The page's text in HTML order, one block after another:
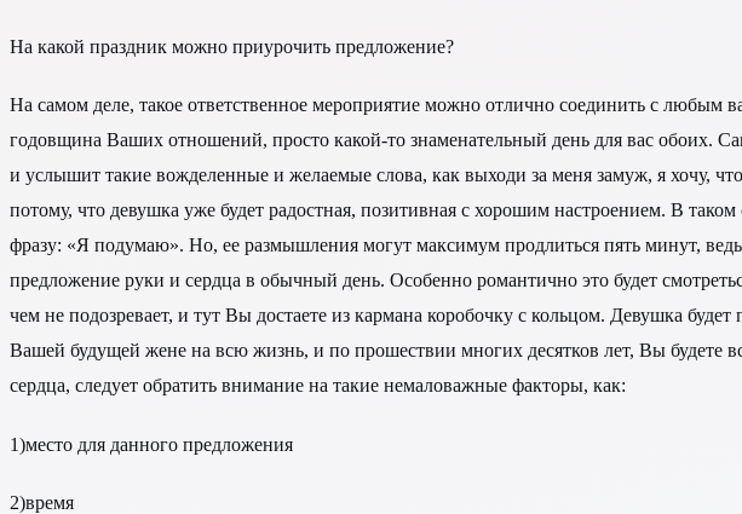
На какой праздник можно приурочить предложение?
На самом деле, такое ответственное мероприятие можно отлично соединить с
годовщина Ваших отношений, просто какой-то знаменательный день для вас обоих.
и услышит такие вожделенные и желаемые слова, как выходи за меня замуж, я хочу,
потому, что девушка уже будет радостная, позитивная с хорошим настроением. В
фразу: «Я подумаю». Но, ее размышления могут максимум продлиться пять минут,
предложение руки и сердца в обычный день. Особенно романтично это будет
чем не подозревает, и тут Вы достаете из кармана коробочку с кольцом. Девушка
Вашей будущей жене на всю жизнь, и по прошествии многих десятков лет, Вы будете
сердца, следует обратить внимание на такие немаловажные факторы, как:
1)место для данного предложения
2)время